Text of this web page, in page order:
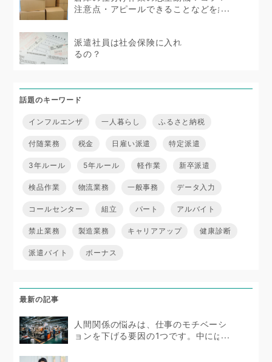
注意点・アピールできることなどを紹
派遣社員は社会保険に入れ
るの？
話題のキーワード
インフルエンザ 一人暮らし ふるさと納税
付随業務 税金 日雇い派遣 特定派遣
3年ルール 5年ルール 軽作業 新卒派遣
検品作業 物流業務 一般事務 データ入力
コールセンター 組立 パート アルバイト
禁止業務 製造業務 キャリアアップ 健康診断
派遣バイト ボーナス
最新の記事
人間関係の悩みは、仕事のモチベーシ
ョンを下げる要因の1つです。中にはス